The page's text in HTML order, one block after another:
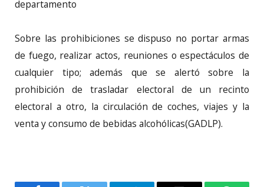
departamento
Sobre las prohibiciones se dispuso no portar armas
de fuego, realizar actos, reuniones o espectáculos de
cualquier tipo; además que se alertó sobre la
prohibición de trasladar electoral de un recinto
electoral a otro, la circulación de coches, viajes y la
venta y consumo de bebidas alcohólicas(GADLP).